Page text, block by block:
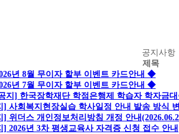
공지사항
제목
년 8월 무이자 할부 이벤트 카드안내 ◆
년 7월 무이자 할부 이벤트 카드안내 ◆
지] 한국장학재단 학점은행제 학습자 학자금
] 사회복지현장실습 학사일정 안내 발송 방식
] 위더스 개인정보처리방침 개정 안내
] 2026년 3차 평생교육사 자격증 신청 접수 안내